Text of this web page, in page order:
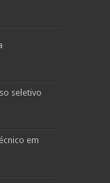
seletivo
em